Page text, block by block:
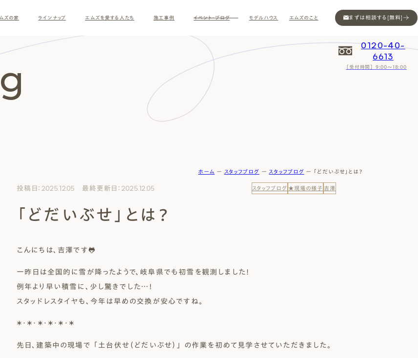
ズの家
Order House
保証
Flow
ファーストプラン
ラインナップ
能ゼロエネルギー住宅）
Natureeco Zero
上級モデル）
Natureeco Plus
エコ・ユニット
二世帯住宅
エムズを愛する人たち
お客様の暮らしインタビュー
Voice
施工事例
ナチュラルモダン
Natural Modern
軒無し
Without Eaves
ガレージ付 (ビルトインガレージ)
イベント・ブログ
施主様ブログ
Client Blog
施主様ブログ[アメブロ]
blog_client
スタッフブログ
モデルハウス エムズのこと
スタッフ紹介
Staff
0120-40-
6613
［受付時間］ 9:00～18:00
まずは相談する[無料]
ホーム ー スタッフブログ ー スタッフブログ ー 「どだいぶせ」とは？
投稿日：2025.12.05 最終更新日：2025.12.05 スタッフブログ ★現場の様子 吉澤
「どだいぶせ」とは？
こんにちは、吉澤です🐸
一昨日は全国的に雪が降ったようで、岐阜県でも初雪を観測しました！
例年より早い積雪に、少し驚きでした…！
スタッドレスタイヤも、今年は早めの交換が安心ですね。
＊・＊・＊・＊・＊・＊
先日、建築中の現場で 「土台伏せ（どだいぶせ）」 の作業を初めて見学させていただきました。